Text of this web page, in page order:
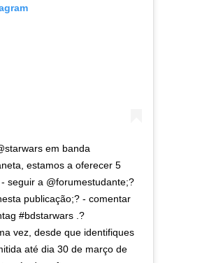
em banda
estamos a oferecer 5
seguir a @forumestudante;?
publicação;? - comentar
#bdstarwars .?
vez, desde que identifiques
até dia 30 de março de